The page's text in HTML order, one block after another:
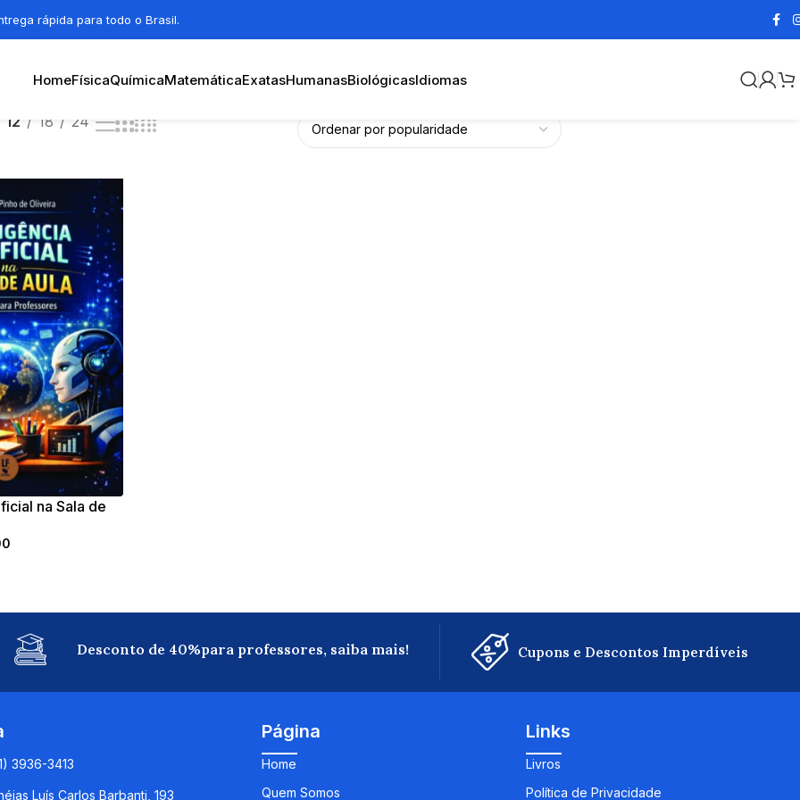
rápida para todo o Brasil.
HomeFísicaQuímicaMatemáticaExatasHumanasBiológicasIdiomas
12 18 24
na Sala de
Desconto de 40%para professores, saiba mais! Cupons e Descontos Imperdíveis
3936-3413
Luís Carlos Barbanti, 193
Página
Home
Quem Somos
Links
Livros
Política de Privacidade